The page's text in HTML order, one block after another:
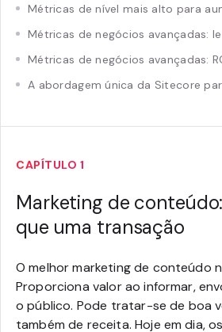
Métricas de nível mais alto para
Métricas de negócios avançadas:
Métricas de negócios avançadas:
A abordagem única da Sitecore
CAPÍTULO 1
Marketing de
que uma transação
O melhor marketing de conteúdo
Proporciona valor ao informar,
o público. Pode tratar-se de boa
também de receita. Hoje em dia,